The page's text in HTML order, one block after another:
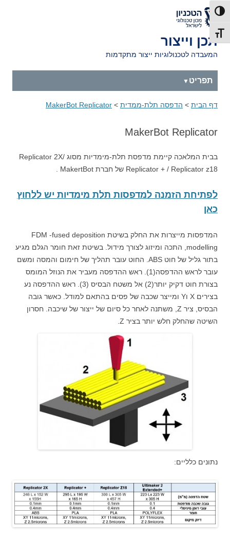
דלג לתוכן
דלג לניווט
הפעל/כבה ניגודיות גבוהה
מתג גודל גופן
לאתר הטכניון
תכן וייצור
המעבדה לטכנולוגיות ייצור מתקדמות
תפריט
דף הבית > הדפסה תלת-ממדית >
MakerBot Replicator
MakerBot Replicator
בבית המלאכה קיימת מדפסת תלת-מימדיות מסוג Replicator 2X/
Replicator + / Replicator z18 של חברת MakertBot .
לפתיחת הזמנה למדפסות תלת מימדיות יש ללחוץ
כאן
המדפסות מייצרות את החלק בשיטת FDM -fused deposition
modelling, התכה ומיזוג לצורך מידול. בשיטת זאת חומר הגלם מגיע
בתור גליל של חוט ABS. החוט עובר תהליך של חימום והמסה ומשם
עובר לראש ההדפסה(1). ראש ההדפסה מעביר את הנוזל המומס
בצורת חוט דקיק יותר(2) אל משטח הבסיס (3). ראש ההדפסה נע
בצירים X וY ומייצר שכבה של פסים בהתאם למודל. כאשר גובה
הבסיס, ציר Z, משתנה לאחר כל סיום של ייצור של שיכבה. חסרון
השיטה שהחלק חלש יותר בציר Z.
נתונים כלליים: